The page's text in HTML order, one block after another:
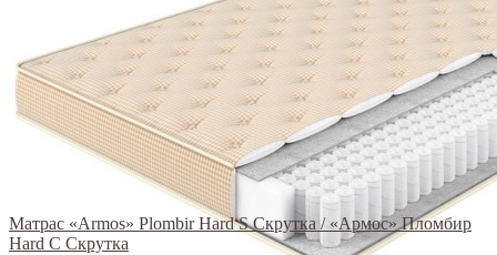
Матрас «Armos» Plombir Hard S Скрутка / «Армос» Пломбир
Hard С Скрутка